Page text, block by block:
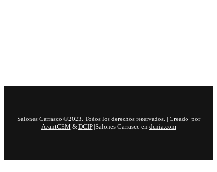
Salones Carrasco ©2023. Todos los derechos reservados. | Creado por
AvantCEM & DCIP|Salones Carrasco en denia.com